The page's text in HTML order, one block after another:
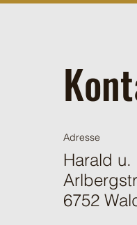
Adresse
Harald
6752